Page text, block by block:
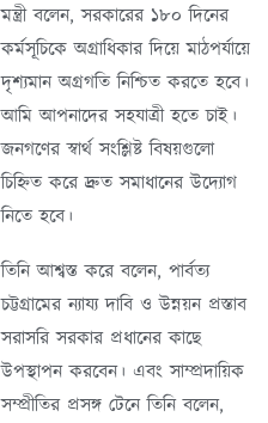
মন্ত্রী বলেন, সরকারের ১৮০ দিনের
কর্মসূচিকে অগ্রাধিকার দিয়ে মাঠপর্যায়ে
দৃশ্যমান অগ্রগতি নিশ্চিত করতে হবে।
আমি আপনাদের সহযাত্রী হতে চাই।
জনগণের স্বার্থ সংশ্লিষ্ট বিষয়গুলো
চিহ্নিত করে দ্রুত সমাধানের উদ্যোগ
নিতে হবে।
তিনি আশ্বস্ত করে বলেন, পার্বত্য
চট্টগ্রামের ন্যায্য দাবি ও উন্নয়ন প্রস্তাব
সরাসরি সরকার প্রধানের কাছে
উপস্থাপন করবেন। এবং সাম্প্রদায়িক
সম্প্রীতির প্রসঙ্গ টেনে তিনি বলেন,